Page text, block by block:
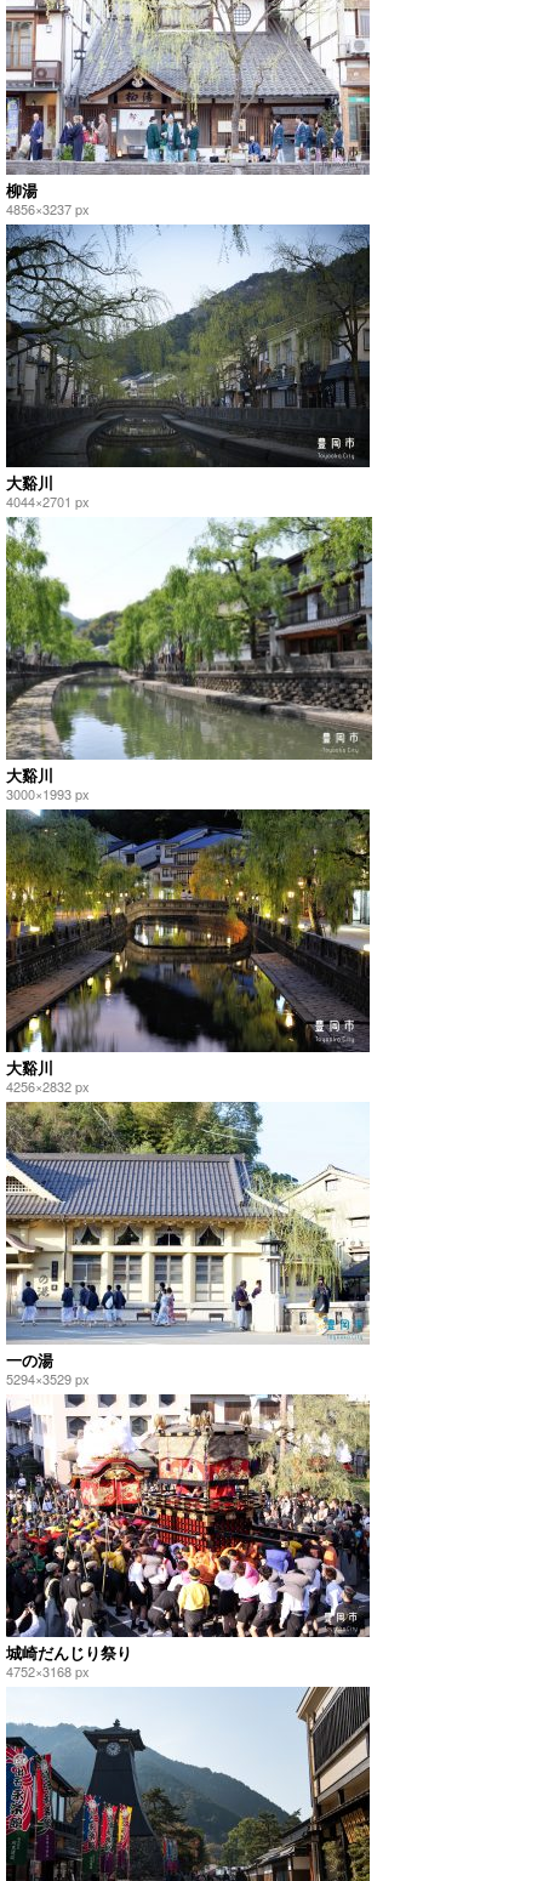
柳湯
4856×3237 px
大谿川
4044×2701 px
大谿川
3000×1993 px
大谿川
4256×2832 px
一の湯
5294×3529 px
城崎だんじり祭り
4752×3168 px